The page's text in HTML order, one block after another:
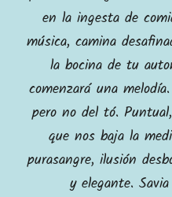
en la ingesta de
música, camina
la bocina de tu
comenzará una
pero no del tó.
que nos baja la
purasangre, ilusión
y elegante.